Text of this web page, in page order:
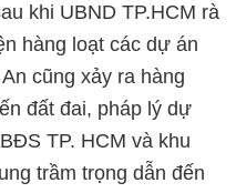
khi UBND TP.HCM rà
hàng loạt các dự án
cũng xảy ra hàng
đất đai, pháp lý dự
TP. HCM và khu
trầm trọng dẫn đến